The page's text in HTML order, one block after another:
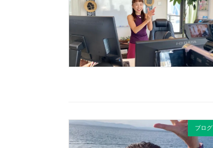
ブログ